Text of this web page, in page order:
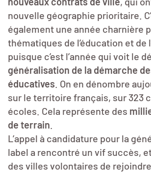
nouvelle géographie prioritaire.
également une année charnière
thématiques de l’éducation et de
puisque c’est l’année qui voit le
généralisation de la démarche
éducatives . On en dénombre
sur le territoire français, sur 323
écoles. Cela représente des
de terrain
L’appel à candidature pour la
label a rencontré un vif succès,
des villes volontaires de